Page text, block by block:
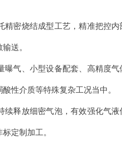
精密烧结成型工艺，精准把控
送。
曝气、小型设备配套、高精度
性介质等特殊复杂工况当中。
续释放细密气泡，有效强化气
定制加工。